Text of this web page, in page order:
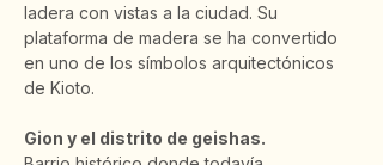
ladera con vistas a la ciudad. Su
plataforma de madera se ha convertido
en uno de los símbolos arquitectónicos
de Kioto.
Gion y el distrito de geishas.